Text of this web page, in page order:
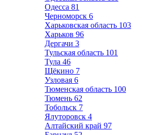
Одесса 81
Черноморск 6
Харьковская область 103
Харьков 96
Дергачи 3
Тульская область 101
Тула 46
Щёкино 7
Узловая 6
Тюменская область 100
Тюмень 62
Тобольск 7
Ялуторовск 4
Алтайский край 97